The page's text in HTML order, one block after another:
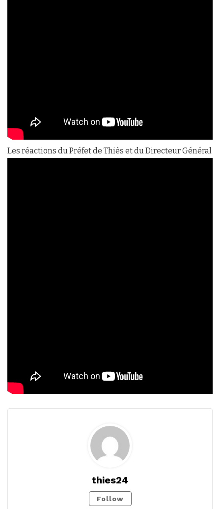
Les réactions du Préfet de Thiès et du Directeur Général
thies24
Follow